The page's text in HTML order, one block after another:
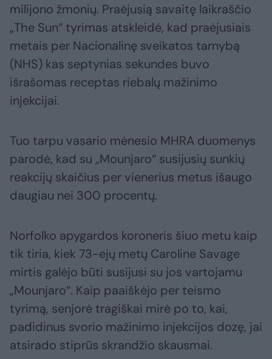
milijono žmonių. Praėjusią savaitę laikraščio
„The Sun“ tyrimas atskleidė, kad praėjusiais
metais per Nacionalinę sveikatos tarnybą
(NHS) kas septynias sekundes buvo
išrašomas receptas riebalų mažinimo
injekcijai.
Tuo tarpu vasario mėnesio MHRA duomenys
parodė, kad su „Mounjaro“ susijusių sunkių
reakcijų skaičius per vienerius metus išaugo
daugiau nei 300 procentų.
Norfolko apygardos koroneris šiuo metu kaip
tik tiria, kiek 73-ejų metų Caroline Savage
mirtis galėjo būti susijusi su jos vartojamu
„Mounjaro“. Kaip paaiškėjo per teismo
tyrimą, senjorė tragiškai mirė po to, kai,
padidinus svorio mažinimo injekcijos dozę, jai
atsirado stiprūs skrandžio skausmai.